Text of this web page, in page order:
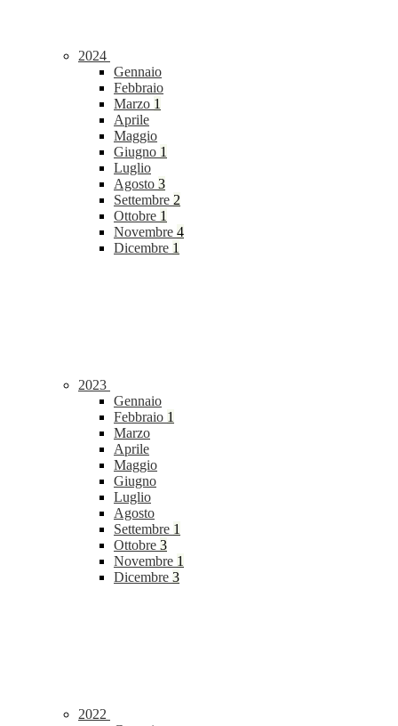
2024
Gennaio
Febbraio
Marzo 1
Aprile
Maggio
Giugno 1
Luglio
Agosto 3
Settembre 2
Ottobre 1
Novembre 4
Dicembre 1
2023
Gennaio
Febbraio 1
Marzo
Aprile
Maggio
Giugno
Luglio
Agosto
Settembre 1
Ottobre 3
Novembre 1
Dicembre 3
2022